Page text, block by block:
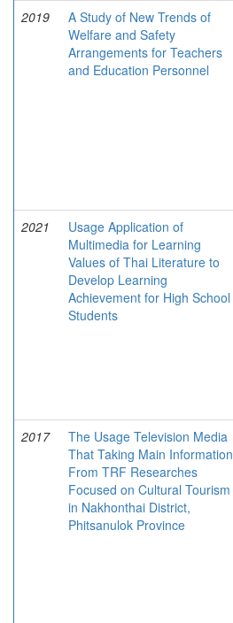
2019
A Study of New Trends of
Welfare and Safety
Arrangements for Teachers
and Education Personnel
2021
Usage Application of
Multimedia for Learning
Values of Thai Literature to
Develop Learning
Achievement for High School
Students
2017
The Usage Television Media
That Taking Main Information
From TRF Researches
Focused on Cultural Tourism
in Nakhonthai District,
Phitsanulok Province